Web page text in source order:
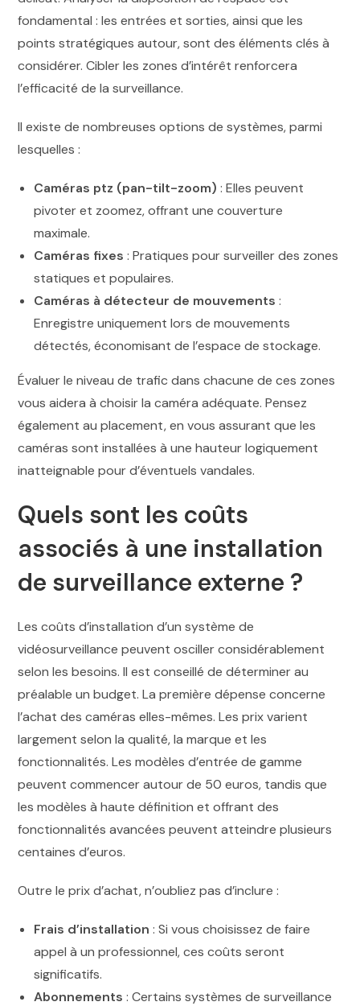
fondamental : les entrées et sorties, ainsi que les
points stratégiques autour, sont des éléments clés à
considérer. Cibler les zones d’intérêt renforcera
l’efficacité de la surveillance.
Il existe de nombreuses options de systèmes, parmi
lesquelles :
Caméras ptz (pan-tilt-zoom) : Elles peuvent
pivoter et zoomez, offrant une couverture
maximale.
Caméras fixes : Pratiques pour surveiller des zones
statiques et populaires.
Caméras à détecteur de mouvements :
Enregistre uniquement lors de mouvements
détectés, économisant de l’espace de stockage.
Évaluer le niveau de trafic dans chacune de ces zones
vous aidera à choisir la caméra adéquate. Pensez
également au placement, en vous assurant que les
caméras sont installées à une hauteur logiquement
inatteignable pour d’éventuels vandales.
Quels sont les coûts
associés à une installation
de surveillance externe ?
Les coûts d’installation d’un système de
vidéosurveillance peuvent osciller considérablement
selon les besoins. Il est conseillé de déterminer au
préalable un budget. La première dépense concerne
l’achat des caméras elles-mêmes. Les prix varient
largement selon la qualité, la marque et les
fonctionnalités. Les modèles d’entrée de gamme
peuvent commencer autour de 50 euros, tandis que
les modèles à haute définition et offrant des
fonctionnalités avancées peuvent atteindre plusieurs
centaines d’euros.
Outre le prix d’achat, n’oubliez pas d’inclure :
Frais d’installation : Si vous choisissez de faire
appel à un professionnel, ces coûts seront
significatifs.
Abonnements : Certains systèmes de surveillance